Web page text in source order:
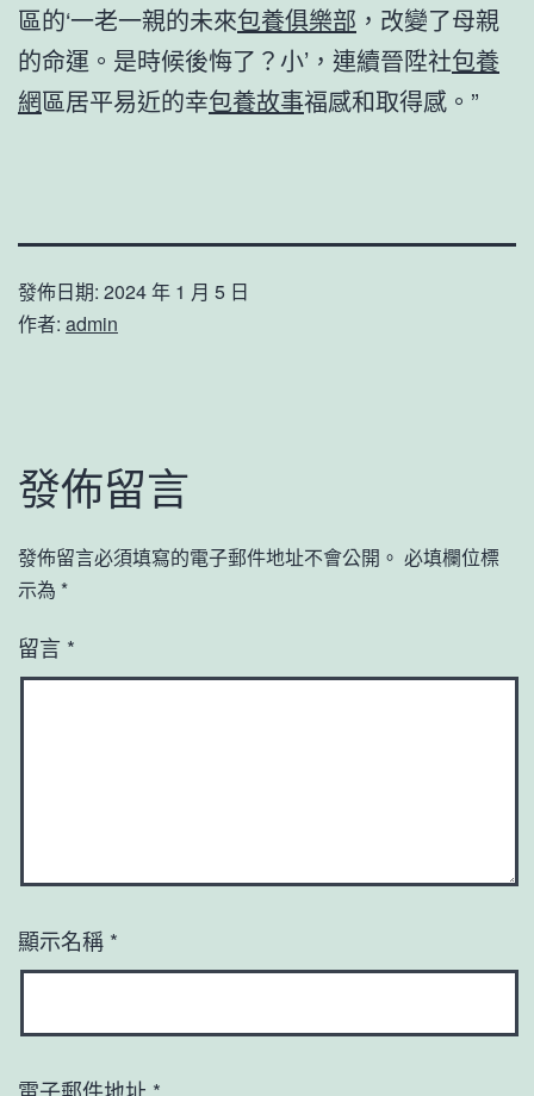
區的‘一老一親的未來包養俱樂部 ，改變了母親
的命運。是時候後悔了？小’，連續晉陞社包養
網區居平易近的幸包養故事福感和取得感。”
發佈日期: 2024 年 1 月 5 日
作者: admin
發佈留言
發佈留言必須填寫的電子郵件地址不會公開。 必填欄位標
示為 *
留言 *
顯示名稱 *
電子郵件地址 *